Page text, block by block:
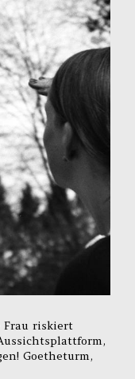
Frau riskiert
Goetheturm,